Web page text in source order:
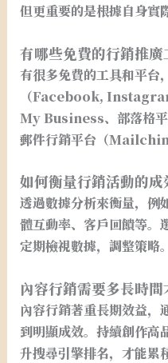
但更重要的是根據自身實
有哪些免費的行銷推廣
有很多免費的工具和平台
（Facebook,
My Business、部落格
郵件行銷平台（
如何衡量行銷活動的成
透過數據分析來衡量，例
體互動率、客戶回饋等。
定期檢視數據，調整策略。
內容行銷需要多長時間
內容行銷著重長期效益，
到明顯成效。持續創作高
升搜尋引擎排名，才能累